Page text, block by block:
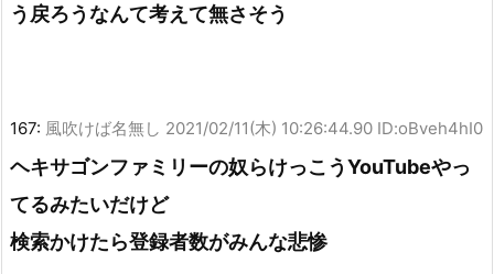
う戻ろうなんて考えて無さそう
167: 風吹けば名無し 2021/02/11(木) 10:26:44.90 ID:oBveh4hI0
ヘキサゴンファミリーの奴らけっこうYouTubeやっ
てるみたいだけど
検索かけたら登録者数がみんな悲惨